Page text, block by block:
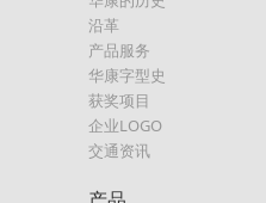
沿革
产品服务
华康字型史
获奖项目
企业LOGO
交通资讯